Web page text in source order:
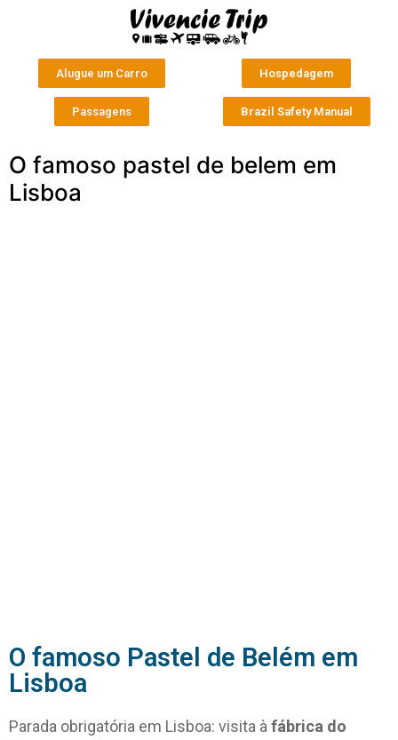
Alugue um Carro Hospedagem
Passagens Brazil Safety Manual
O famoso pastel de belem em
Lisboa
O famoso Pastel de Belém em
Lisboa
Parada obrigatória em Lisboa: visita àfábrica do